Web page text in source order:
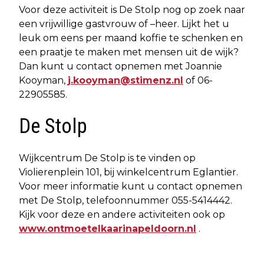
Voor deze activiteit is De Stolp nog op zoek naar
een vrijwillige gastvrouw of –heer. Lijkt het u
leuk om eens per maand koffie te schenken en
een praatje te maken met mensen uit de wijk?
Dan kunt u contact opnemen met Joannie
Kooyman, j.kooyman@stimenz.nl of 06-
22905585.
De Stolp
Wijkcentrum De Stolp is te vinden op
Violierenplein 101, bij winkelcentrum Eglantier.
Voor meer informatie kunt u contact opnemen
met De Stolp, telefoonnummer 055-5414442.
Kijk voor deze en andere activiteiten ook op
www.ontmoetelkaarinapeldoorn.nl .